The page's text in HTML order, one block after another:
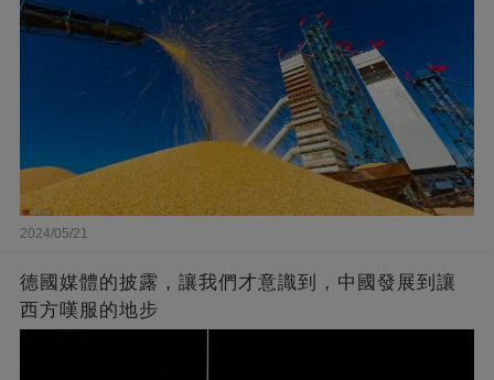
2024/05/21
德國媒體的披露，讓我們才意識到，中國發展到讓
西方嘆服的地步